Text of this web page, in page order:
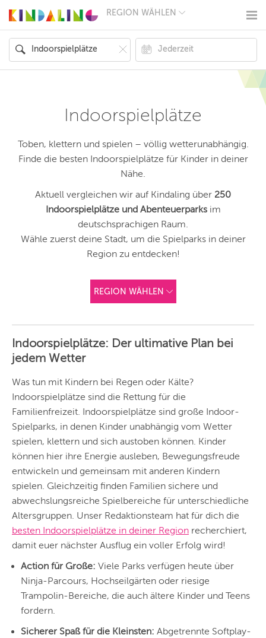
REGION WÄHLEN
MÜNCHEN
HAMBURG
FRANKFURT
KÖLN
HANNOVER
DRESDEN
WIEN
ZÜRICH
REGIONEN
Indoorspielplätze
Toben, klettern und spielen – völlig wetterunabhängig.
Finde die besten Indoorspielplätze für Kinder in deiner
Nähe.
Aktuell vergleichen wir auf Kindaling über 250
Indoorspielplätze und Abenteuerparksim
deutschsprachigen Raum.
Wähle zuerst deine Stadt, um die Spielparks in deiner
Region zu entdecken!
REGION WÄHLEN
Vorschlag basierend
Angebote und
Angebote außerhalb
unserer Städte.
BERLIN
MÜNCHEN
HAMBURG
FRANKFURT
KÖLN
DÜSSELDORF
ESSEN
LEIPZIG
Indoorspielplätze: Der ultimative Plan bei
jedem Wetter
Was tun mit Kindern bei Regen oder Kälte?
Indoorspielplätze sind die Rettung für die
Familienfreizeit. Indoorspielplätze sind große Indoor-
Spielparks, in denen Kinder unabhängig vom Wetter
spielen, klettern und sich austoben können. Kinder
können hier ihre Energie ausleben, Bewegungsfreude
entwickeln und gemeinsam mit anderen Kindern
spielen. Gleichzeitig finden Familien sichere und
abwechslungsreiche Spielbereiche für unterschiedliche
Altersgruppen. Unser Redaktionsteam hat für dich die
besten Indoorspielplätze in deiner Region recherchiert,
damit euer nächster Ausflug ein voller Erfolg wird!
Action für Große: Viele Parks verfügen heute über
Ninja-Parcours, Hochseilgärten oder riesige
Trampolin-Bereiche, die auch ältere Kinder und Teens
fordern.
Sicherer Spaß für die Kleinsten: Abgetrennte Softplay-